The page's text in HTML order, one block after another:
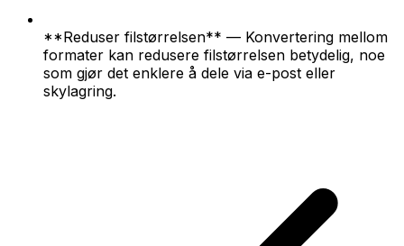
**Reduser filstørrelsen** — Konvertering mellom
formater kan redusere filstørrelsen betydelig, noe
som gjør det enklere å dele via e-post eller
skylagring.